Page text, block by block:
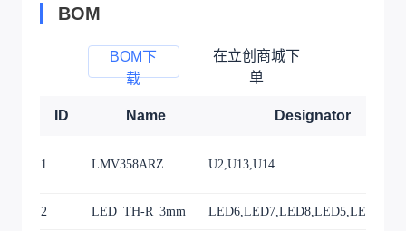
BOM
BOM下
载
在立创商城下
单
ID Name Designator
1 LMV358ARZ U2,U13,U14
2 LED_TH-R_3mm